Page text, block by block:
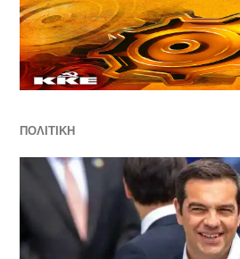
ΠΟΛΙΤΙΚΗ